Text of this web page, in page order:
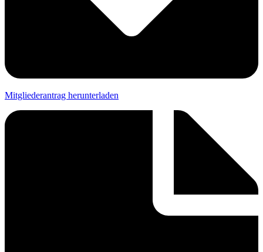
Mitgliederantrag herunterladen